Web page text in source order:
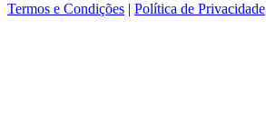
Termos e Condições | Política de Privacidade